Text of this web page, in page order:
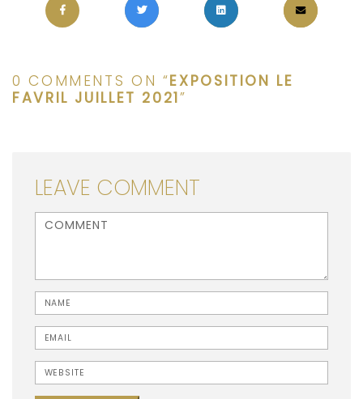
0 COMMENTS ON “EXPOSITION LE
FAVRIL JUILLET 2021”
LEAVE COMMENT
Name
Email
Website